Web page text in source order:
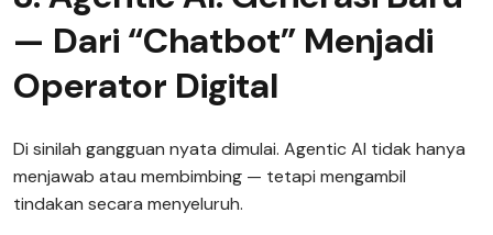
— Dari “Chatbot” Menjadi
Operator Digital
Di sinilah gangguan nyata dimulai. Agentic AI tidak hanya
menjawab atau membimbing — tetapi mengambil
tindakan secara menyeluruh.